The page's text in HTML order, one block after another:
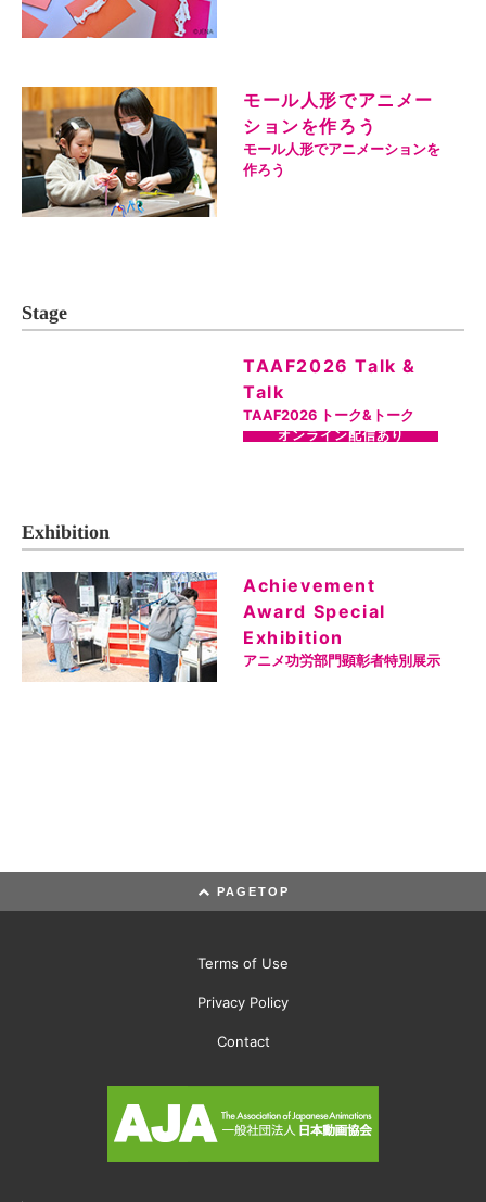
モール人形でアニメー
ションを作ろう
モール人形でアニメーションを
作ろう
Stage
TAAF2026 Talk &
Talk
TAAF2026 トーク&トーク
オンライン配信あり
Exhibition
Achievement
Award Special
Exhibition
アニメ功労部門顕彰者特別展示
PAGETOP
Terms of Use
Privacy Policy
Contact